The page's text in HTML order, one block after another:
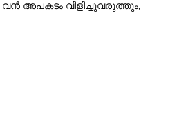
വൻ അപകടം വിളിച്ചുവരുത്തും,